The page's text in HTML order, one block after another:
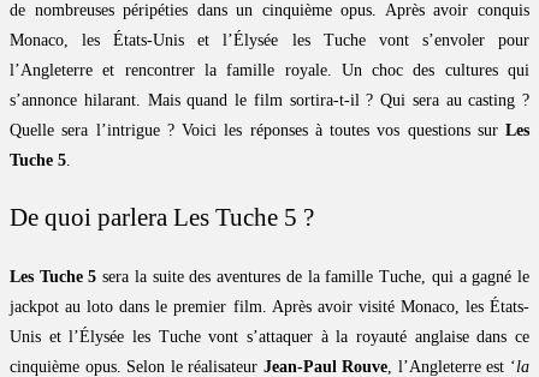
de nombreuses péripéties dans un cinquième opus. Après avoir conquis
Monaco, les États-Unis et l’Élysée les Tuche vont s’envoler pour
l’Angleterre et rencontrer la famille royale. Un choc des cultures qui
s’annonce hilarant. Mais quand le film sortira-t-il ? Qui sera au casting ?
Quelle sera l’intrigue ? Voici les réponses à toutes vos questions sur Les
Tuche 5.
De quoi parlera Les Tuche 5 ?
Les Tuche 5 sera la suite des aventures de la famille Tuche, qui a gagné le
jackpot au loto dans le premier film. Après avoir visité Monaco, les États-
Unis et l’Élysée les Tuche vont s’attaquer à la royauté anglaise dans ce
cinquième opus. Selon le réalisateur Jean-Paul Rouve , l’Angleterre est ‘la